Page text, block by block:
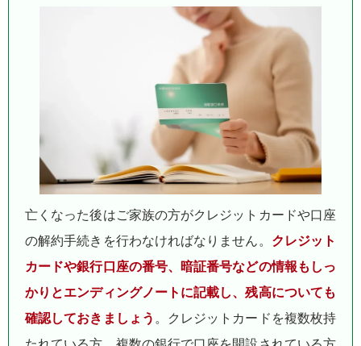
亡くなった後はご家族の方がクレジットカードや口座
の解約手続きを行わなければなりません。 クレジット
カードや銀行口座の番号、暗証番号などの情報もしっ
かりとエンディングノートに記載し、残高についても
確認しておきましょう 。クレジットカードを複数枚持